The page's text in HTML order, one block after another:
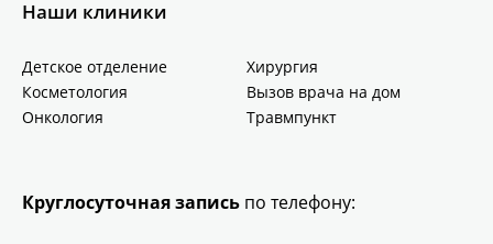
Наши клиники
Детское отделение
Хирургия
Косметология
Вызов врача на дом
Онкология
Травмпункт
Круглосуточная запись по телефону: